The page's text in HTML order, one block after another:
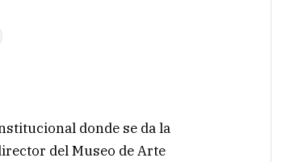
donde se da la
del Museo de Arte